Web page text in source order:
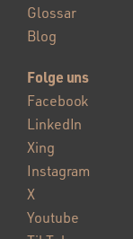
Glossar
Blog
Folge uns
Facebook
LinkedIn
Xing
Instagram
X
Youtube